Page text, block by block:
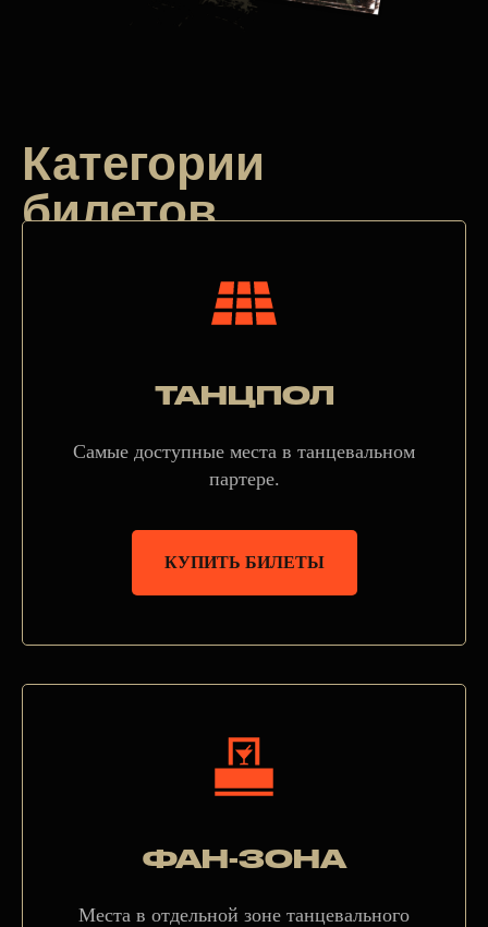
Категории
билетов
ТАНЦПОЛ
Самые доступные места в танцевальном
партере.
КУПИТЬ БИЛЕТЫ
ФАН-ЗОНА
Места в отдельной зоне танцевального